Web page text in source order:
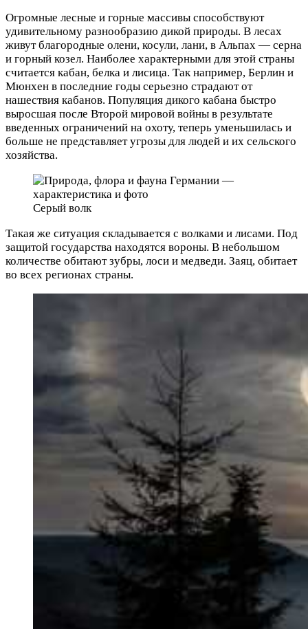
Огромные лесные и горные массивы способствуют
удивительному разнообразию дикой природы. В лесах
живут благородные олени, косули, лани, в Альпах — серна
и горный козел. Наиболее характерными для этой страны
считается кабан, белка и лисица. Так например, Берлин и
Мюнхен в последние годы серьезно страдают от
нашествия кабанов. Популяция дикого кабана быстро
выросшая после Второй мировой войны в результате
введенных ограничений на охоту, теперь уменьшилась и
больше не представляет угрозы для людей и их сельского
хозяйства.
Серый волк
Такая же ситуация складывается с волками и лисами. Под
защитой государства находятся вороны. В небольшом
количестве обитают зубры, лоси и медведи. Заяц, обитает
во всех регионах страны.